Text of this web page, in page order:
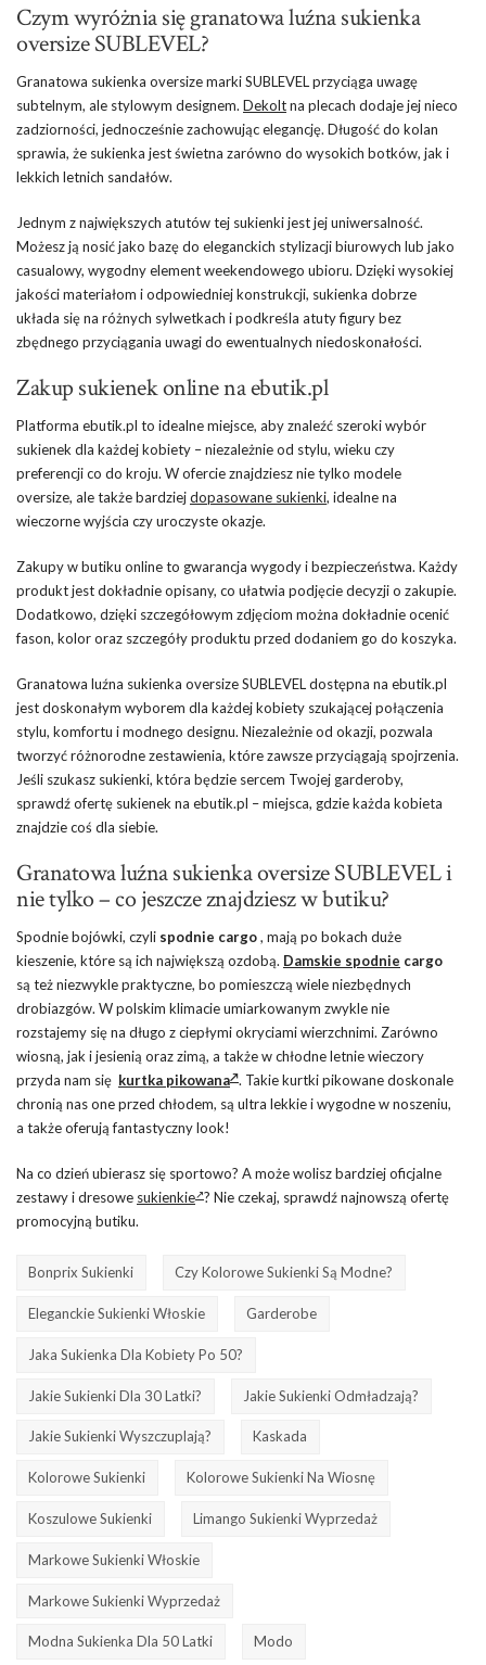
Czym wyróżnia się granatowa luźna sukienka
oversize SUBLEVEL?
Granatowa sukienka oversize marki SUBLEVEL przyciąga uwagę
subtelnym, ale stylowym designem. Dekoltna plecach dodaje jej nieco
zadziorności, jednocześnie zachowując elegancję. Długość do kolan
sprawia, że sukienka jest świetna zarówno do wysokich botków, jak i
lekkich letnich sandałów.
Jednym z największych atutów tej sukienki jest jej uniwersalność.
Możesz ją nosić jako bazę do eleganckich stylizacji biurowych lub jako
casualowy, wygodny element weekendowego ubioru. Dzięki wysokiej
jakości materiałom i odpowiedniej konstrukcji, sukienka dobrze
układa się na różnych sylwetkach i podkreśla atuty figury bez
zbędnego przyciągania uwagi do ewentualnych niedoskonałości.
Zakup sukienek online na ebutik.pl
Platforma ebutik.pl to idealne miejsce, aby znaleźć szeroki wybór
sukienek dla każdej kobiety – niezależnie od stylu, wieku czy
preferencji co do kroju. W ofercie znajdziesz nie tylko modele
oversize, ale także bardziejdopasowane sukienki, idealne na
wieczorne wyjścia czy uroczyste okazje.
Zakupy w butiku online to gwarancja wygody i bezpieczeństwa. Każdy
produkt jest dokładnie opisany, co ułatwia podjęcie decyzji o zakupie.
Dodatkowo, dzięki szczegółowym zdjęciom można dokładnie ocenić
fason, kolor oraz szczegóły produktu przed dodaniem go do koszyka.
Granatowa luźna sukienka oversize SUBLEVEL dostępna na ebutik.pl
jest doskonałym wyborem dla każdej kobiety szukającej połączenia
stylu, komfortu i modnego designu. Niezależnie od okazji, pozwala
tworzyć różnorodne zestawienia, które zawsze przyciągają spojrzenia.
Jeśli szukasz sukienki, która będzie sercem Twojej garderoby,
sprawdź ofertę sukienek na ebutik.pl – miejsca, gdzie każda kobieta
znajdzie coś dla siebie.
Granatowa luźna sukienka oversize SUBLEVEL i
nie tylko – co jeszcze znajdziesz w butiku?
Spodnie bojówki, czyli spodnie cargo, mają po bokach duże
kieszenie, które są ich największą ozdobą. Damskie spodnie cargo
są też niezwykle praktyczne, bo pomieszczą wiele niezbędnych
drobiazgów. W polskim klimacie umiarkowanym zwykle nie
rozstajemy się na długo z ciepłymi okryciami wierzchnimi. Zarówno
wiosną, jak i jesienią oraz zimą, a także w chłodne letnie wieczory
przyda nam się kurtka pikowana . Takie kurtki pikowane doskonale
chronią nas one przed chłodem, są ultra lekkie i wygodne w noszeniu,
a także oferują fantastyczny look!
Na co dzień ubierasz się sportowo? A może wolisz bardziej oficjalne
zestawy i dresowe sukienkie ? Nie czekaj, sprawdź najnowszą ofertę
promocyjną butiku.
Bonprix Sukienki Czy Kolorowe Sukienki Są Modne?
Eleganckie Sukienki Włoskie Garderobe
Jaka Sukienka Dla Kobiety Po 50?
Jakie Sukienki Dla 30 Latki? Jakie Sukienki Odmładzają?
Jakie Sukienki Wyszczuplają? Kaskada
Kolorowe Sukienki Kolorowe Sukienki Na Wiosnę
Koszulowe Sukienki Limango Sukienki Wyprzedaż
Markowe Sukienki Włoskie
Markowe Sukienki Wyprzedaż
Modna Sukienka Dla 50 Latki Modo